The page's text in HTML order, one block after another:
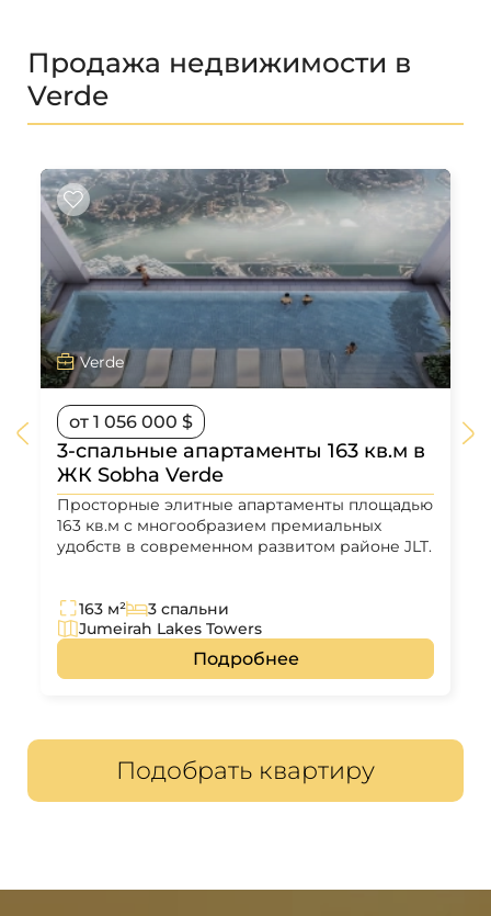
Продажа недвижимости в
Verde
Verde
от 1 056 000 $
3-спальные апартаменты 163 кв.м в
ЖК Sobha Verde
Просторные элитные апартаменты площадью
163 кв.м с многообразием премиальных
удобств в современном развитом районе JLT.
163 м²
3 спальни
Jumeirah Lakes Towers
Подробнее
Подобрать квартиру